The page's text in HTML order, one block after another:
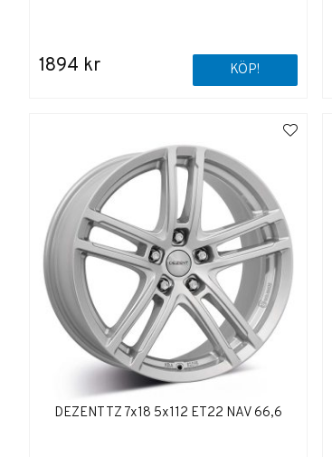
1894 kr KÖP!
DEZENT TZ 7x18 5x112 ET22 NAV 66,6